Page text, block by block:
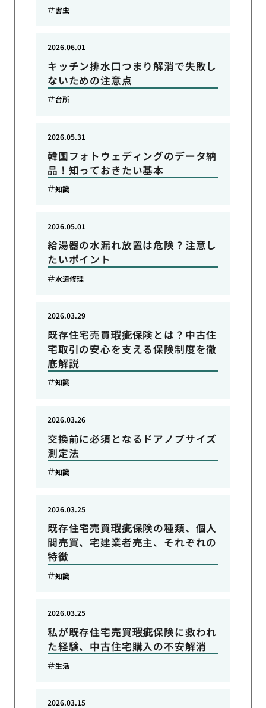
害虫
キッチン排水口つまり解消で失敗し
ないための注意点
2026.06.01
台所
韓国フォトウェディングのデータ納
品！知っておきたい基本
2026.05.31
知識
給湯器の水漏れ放置は危険？注意し
たいポイント
2026.05.01
水道修理
既存住宅売買瑕疵保険とは？中古住
宅取引の安心を支える保険制度を徹
底解説
2026.03.29
知識
交換前に必須となるドアノブサイズ
測定法
2026.03.26
知識
既存住宅売買瑕疵保険の種類、個人
間売買、宅建業者売主、それぞれの
特徴
2026.03.25
知識
私が既存住宅売買瑕疵保険に救われ
た経験、中古住宅購入の不安解消
2026.03.25
生活
2026.03.15